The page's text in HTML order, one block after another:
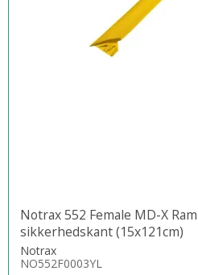
Notrax 552 Female MD-X
sikkerhedskant (15x121cm)
Notrax
NO552F0003YL